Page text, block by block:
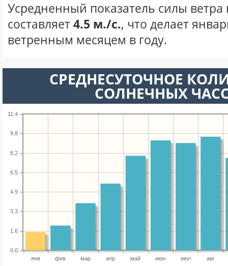
Усредненный показатель силы ветра
составляет4.5 м./с., что делает
ветренным месяцем в году.
СРЕДНЕСУТОЧНОЕ
СОЛНЕЧНЫХ
янв фев мар апр май июн июл авг
0.0
1.6
3.3
4.9
6.5
8.2
9.8
11.4